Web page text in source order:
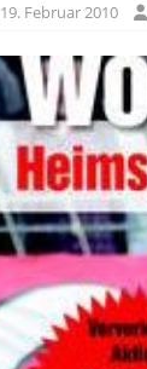
19. Februar 2010